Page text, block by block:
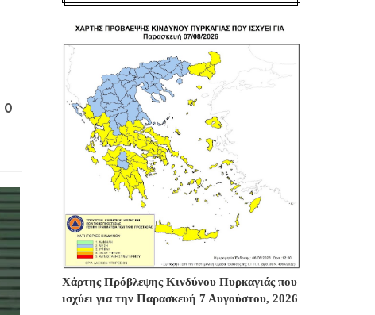
0
Χάρτης Πρόβλεψης Κινδύνου Πυρκαγιάς που
ισχύει για την Παρασκευή 7 Αυγούστου, 2026